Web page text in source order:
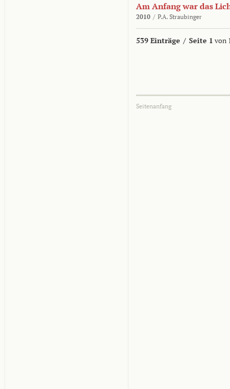
Am Anfang war das
2010 / P.A. Straubinger
539 Einträge / Seite 1 von
Seitenanfang